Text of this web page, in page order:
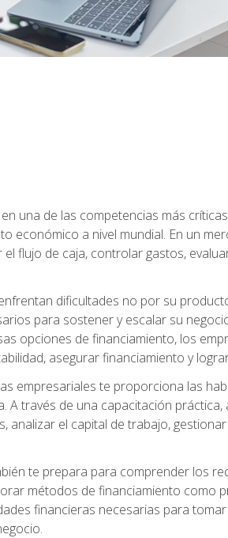
una de las competencias más
económico a nivel mundial. En un
flujo de caja, controlar gastos,
dificultades no por su
para sostener y escalar su
opciones de financiamiento, los
asegurar financiamiento y
empresariales te proporciona las
A través de una capacitación
analizar el capital de trabajo,
te prepara para comprender los
métodos de financiamiento como
financieras necesarias para